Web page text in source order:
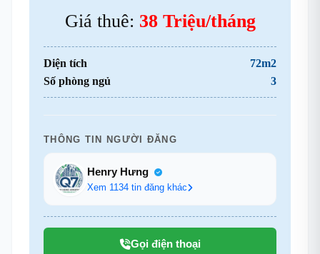
Giá thuê: 38 Triệu/tháng
Diện tích
72m2
Số phòng ngủ
3
THÔNG TIN NGƯỜI ĐĂNG
Henry Hưng
Xem 1134 tin đăng khác
Gọi điện thoại